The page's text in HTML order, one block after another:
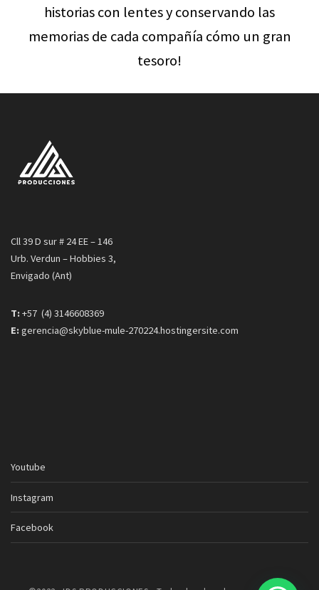
historias con lentes y conservando las
memorias de cada compañía cómo un gran
tesoro!
Cll 39 D sur # 24 EE – 146
Urb. Verdun – Hobbies 3,
Envigado (Ant)
T:+57 (4) 3146608369
E:gerencia@skyblue-mule-270224.hostingersite.com
Youtube
Instagram
Facebook